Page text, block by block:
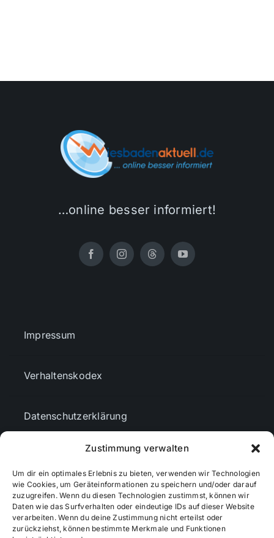
Zustimmung verwalten
Um dir ein optimales Erlebnis zu bieten, verwenden wir Technologien
wie Cookies, um Geräteinformationen zu speichern und/oder darauf
zuzugreifen. Wenn du diesen Technologien zustimmst, können wir
Daten wie das Surfverhalten oder eindeutige IDs auf dieser Website
verarbeiten. Wenn du deine Zustimmung nicht erteilst oder
zurückziehst, können bestimmte Merkmale und Funktionen
…online besser informiert!
Impressum
Verhaltenskodex
Datenschutzerklärung
Cookie-Richtlinie (EU)